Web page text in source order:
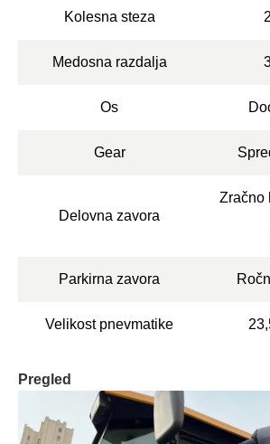
Kolesna steza
Medosna razdalja
Os
Gear
Delovna zavora
Zračno
Parkirna zavora
Velikost pnevmatike
Pregled